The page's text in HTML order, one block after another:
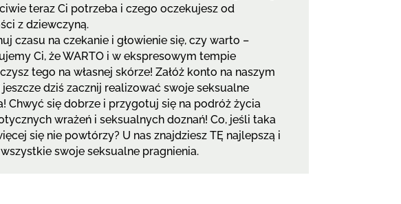
teraz Ci potrzeba i czego oczekujesz od
z dziewczyną.
czasu na czekanie i głowienie się, czy warto –
Ci, że WARTO i w ekspresowym tempie
tego na własnej skórze! Załóż konto na naszym
dziś zacznij realizować swoje seksualne
Chwyć się dobrze i przygotuj się na podróż życia
wrażeń i seksualnych doznań! Co, jeśli taka
się nie powtórzy? U nas znajdziesz TĘ najlepszą i
wszystkie swoje seksualne pragnienia.